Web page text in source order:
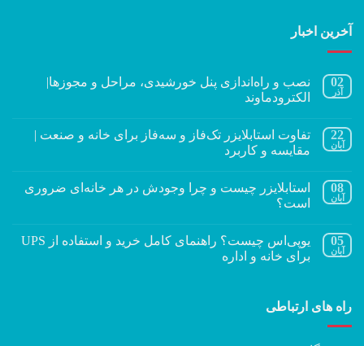
راه‌اندازی پنل خورشیدی، مراحل و مجوزها|
استابلایزر تک‌فاز و سه‌فاز برای خانه و صنعت |
و کاربرد
چیست و چرا وجودش در هر خانه‌ای ضروری
یوپی‌اس چیست؟ راهنمای کامل خرید و استفاده از UPS
و اداره